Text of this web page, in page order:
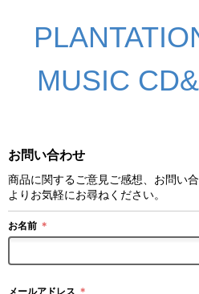
MUSIC
お問い合わせ
商品に関するご意見ご感想、お問い
よりお気軽にお尋ねください。
お名前 ＊
メールアドレス ＊